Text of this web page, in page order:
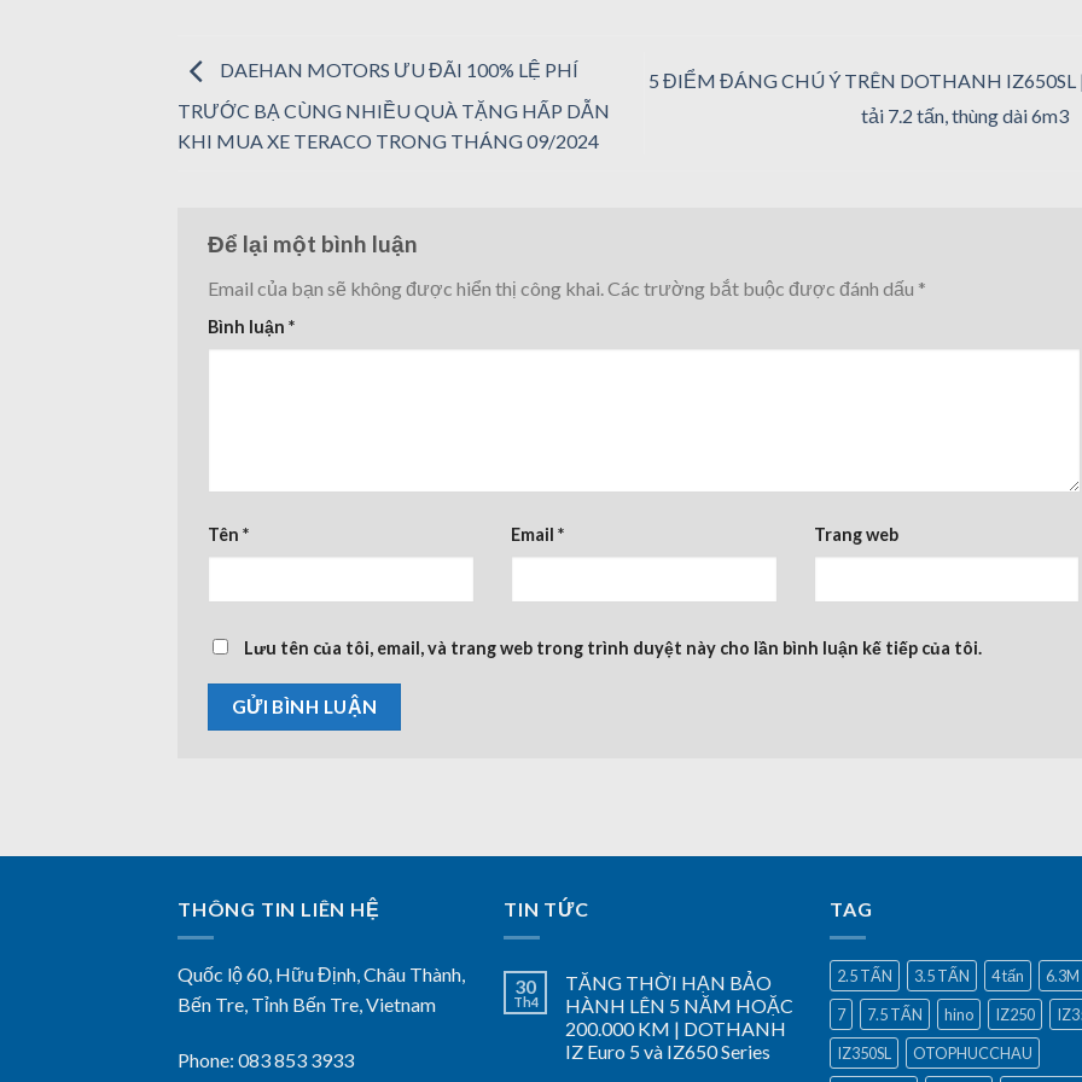
DAEHAN MOTORS ƯU ĐÃI 100% LỆ PHÍ
TRƯỚC BẠ CÙNG NHIỀU QUÀ TẶNG HẤP DẪN
KHI MUA XE TERACO TRONG THÁNG 09/2024
5 ĐIỂM ĐÁNG CHÚ Ý TRÊN DOTHANH IZ650SL
tải 7.2 tấn, thùng dài 6m3
Để lại một bình luận
Email của bạn sẽ không được hiển thị công khai.Các trường bắt buộc được đánh dấu *
Bình luận *
Tên * Email * Trang web
Lưu tên của tôi, email, và trang web trong trình duyệt này cho lần bình luận kế tiếp của tôi.
THÔNG TIN LIÊN HỆ
Quốc lộ 60, Hữu Định, Châu Thành,
Bến Tre, Tỉnh Bến Tre, Vietnam
Phone: 083 853 3933
TIN TỨC
30
Th4
TĂNG THỜI HẠN BẢO
HÀNH LÊN 5 NĂM HOẶC
200.000 KM | DOTHANH
IZ Euro 5 và IZ650 Series
TAG
2.5 TẤN 3.5 TẤN 4 tấn
6.3M
7
7.5 TẤN hino IZ250
IZ350SL
OTOPHUCCHAU